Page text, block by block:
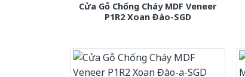
Cửa Gỗ Chống Cháy MDF Veneer
P1R2 Xoan Đào-SGD